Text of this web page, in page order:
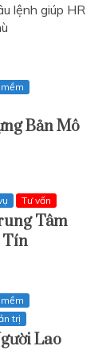
lệnh giúp HR
Bản Mô
Tư vấn
Tâm
Tín
trị
Lao